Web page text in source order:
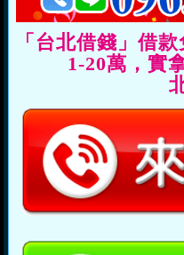
「台北借錢」借
1-20萬，實